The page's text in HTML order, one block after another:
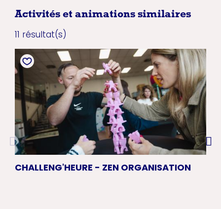
Activités et animations similaires
11 résultat(s)
CHALLENG'HEURE - ZEN ORGANISATION